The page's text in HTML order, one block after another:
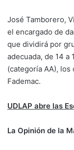
José Tamborero,
el encargado de
que dividirá por
adecuada, de 14 a
(categoría AA),
Fademac.
UDLAP abre las
La Opinión de la